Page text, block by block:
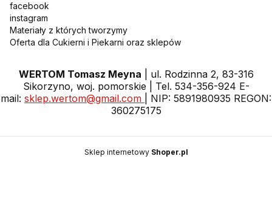
facebook
instagram
Materiały z których tworzymy
Oferta dla Cukierni i Piekarni oraz sklepów
WERTOM Tomasz Meyna | ul. Rodzinna 2, 83-316
Sikorzyno, woj. pomorskie | Tel. 534-356-924 E-
mail: sklep.wertom@gmail.com
| NIP: 5891980935 REGON:
360275175
Sklep internetowy Shoper.pl